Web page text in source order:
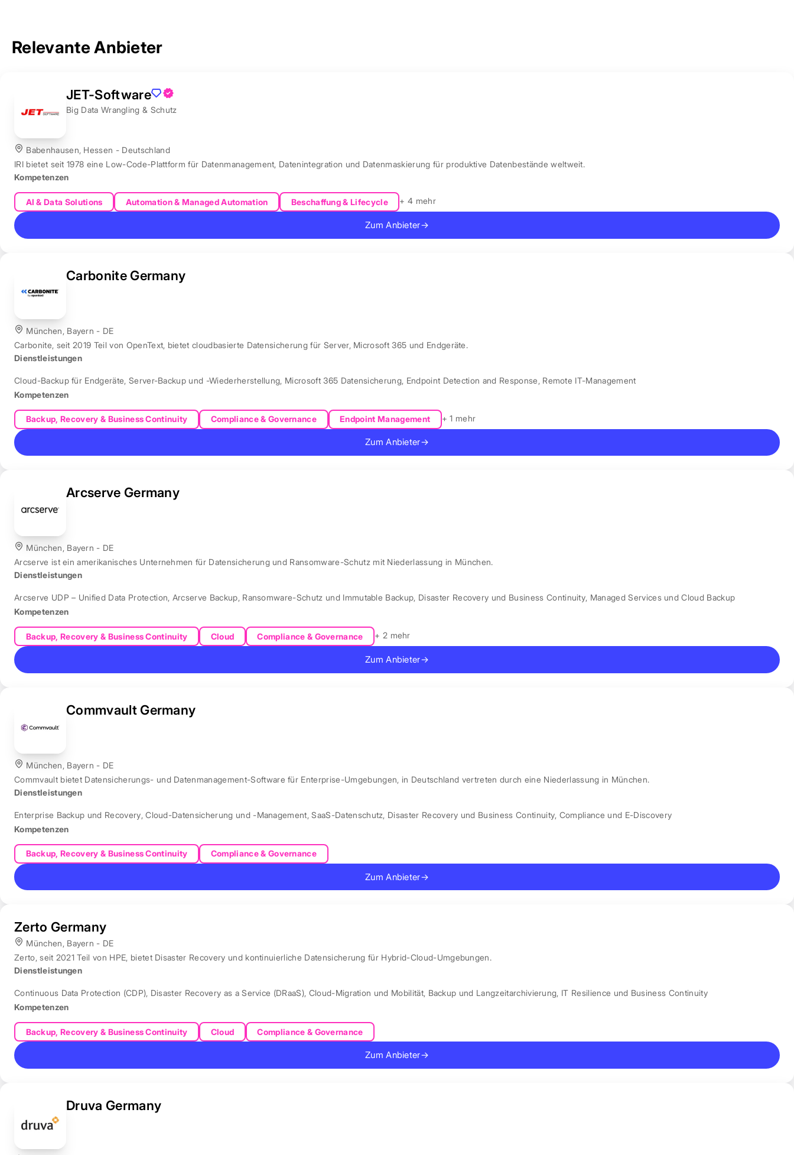
Relevante Anbieter
JET-Software
Big Data Wrangling & Schutz
Babenhausen, Hessen - Deutschland
IRI bietet seit 1978 eine Low-Code-Plattform für Datenmanagement, Datenintegration und Datenmaskierung für produktive Datenbestände weltweit.
Kompetenzen
AI & Data Solutions Automation & Managed Automation Beschaffung & Lifecycle + 4 mehr
Zum Anbieter→
Carbonite Germany
München, Bayern - DE
Carbonite, seit 2019 Teil von OpenText, bietet cloudbasierte Datensicherung für Server, Microsoft 365 und Endgeräte.
Dienstleistungen
Cloud-Backup für Endgeräte, Server-Backup und -Wiederherstellung, Microsoft 365 Datensicherung, Endpoint Detection and Response, Remote IT-Management
Kompetenzen
Backup, Recovery & Business Continuity Compliance & Governance Endpoint Management + 1 mehr
Zum Anbieter→
Arcserve Germany
München, Bayern - DE
Arcserve ist ein amerikanisches Unternehmen für Datensicherung und Ransomware-Schutz mit Niederlassung in München.
Dienstleistungen
Arcserve UDP – Unified Data Protection, Arcserve Backup, Ransomware-Schutz und Immutable Backup, Disaster Recovery und Business Continuity, Managed Services und Cloud Backup
Kompetenzen
Backup, Recovery & Business Continuity Cloud Compliance & Governance + 2 mehr
Zum Anbieter→
Commvault Germany
München, Bayern - DE
Commvault bietet Datensicherungs- und Datenmanagement-Software für Enterprise-Umgebungen, in Deutschland vertreten durch eine Niederlassung in München.
Dienstleistungen
Enterprise Backup und Recovery,Cloud-Datensicherung und -Management,SaaS-Datenschutz, Disaster Recovery und Business Continuity, Compliance und E-Discovery
Kompetenzen
Backup, Recovery & Business Continuity Compliance & Governance
Zum Anbieter→
Zerto Germany
München, Bayern - DE
Zerto, seit 2021 Teil von HPE, bietet Disaster Recovery und kontinuierliche Datensicherung für Hybrid-Cloud-Umgebungen.
Dienstleistungen
Continuous Data Protection (CDP), Disaster Recovery as a Service (DRaaS), Cloud-Migration und Mobilität, Backup und Langzeitarchivierung, IT Resilience und Business Continuity
Kompetenzen
Backup, Recovery & Business Continuity Cloud Compliance & Governance
Zum Anbieter→
Druva Germany